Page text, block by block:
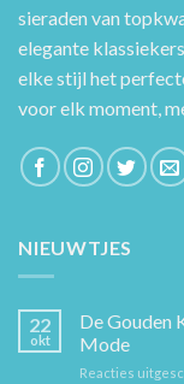
sieraden van
elegante
elke stijl het
voor elk moment,
NIEUWTJES
22
okt
De Gouden
Mode
Reacties